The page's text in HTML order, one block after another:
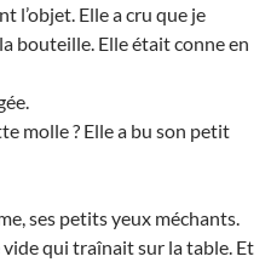
l’objet. Elle a cru que je
bouteille. Elle était conne en
molle ? Elle a bu son petit
ses petits yeux méchants.
qui traînait sur la table. Et